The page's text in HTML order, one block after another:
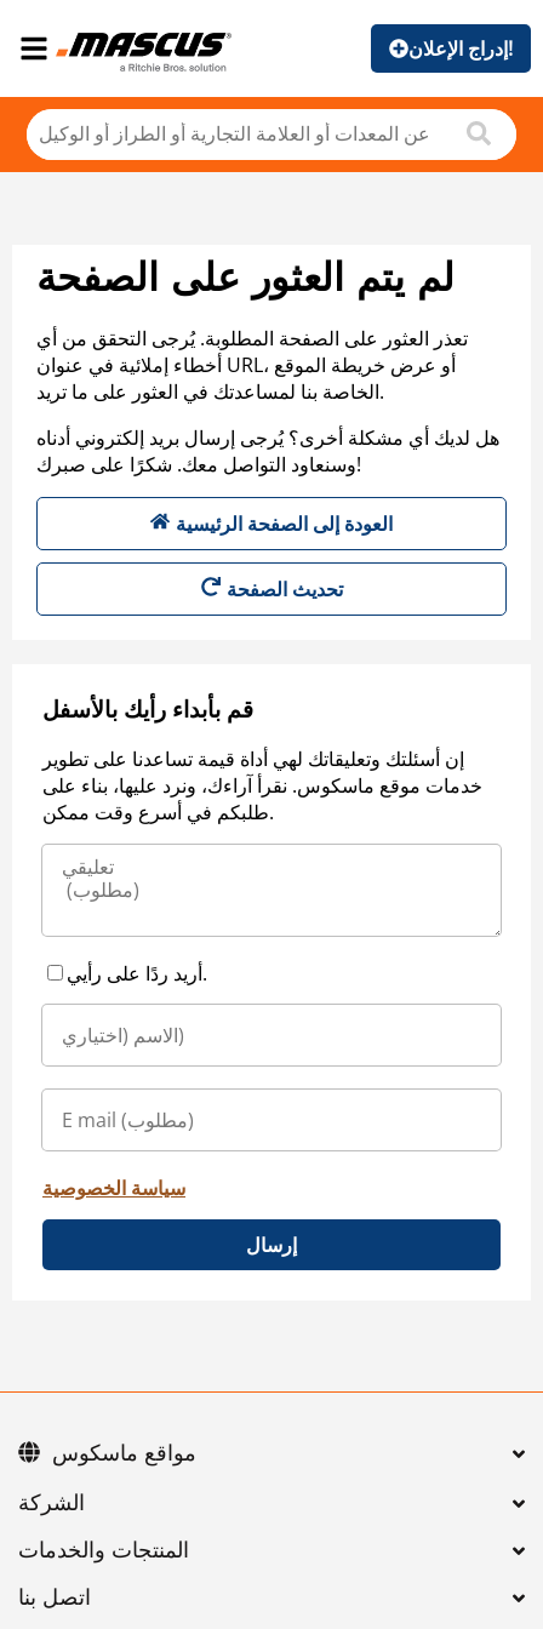
إدراج الإعلان!
لم يتم العثور على الصفحة
تعذر العثور على الصفحة المطلوبة. يُرجى التحقق من أي
أخطاء إملائية في عنوان URL، أو عرض خريطة الموقع
الخاصة بنا لمساعدتك في العثور على ما تريد.
هل لديك أي مشكلة أخرى؟ يُرجى إرسال بريد إلكتروني أدناه
وسنعاود التواصل معك. شكرًا على صبرك!
العودة إلى الصفحة الرئيسية
تحديث الصفحة
قم بأبداء رأيك بالأسفل
إن أسئلتك وتعليقاتك لهي أداة قيمة تساعدنا على تطوير
خدمات موقع ماسكوس. نقرأ آراءك، ونرد عليها، بناء على
طلبكم في أسرع وقت ممكن.
أريد ردًا على رأيي.
سياسة الخصوصية
إرسال
اتصل بنا
مواقع ماسكوس